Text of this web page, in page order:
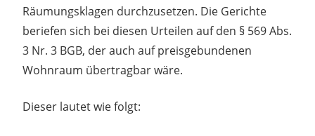
Räumungsklagen durchzusetzen. Die Gerichte
beriefen sich bei diesen Urteilen auf den § 569 Abs.
3 Nr. 3 BGB, der auch auf preisgebundenen
Wohnraum übertragbar wäre.
Dieser lautet wie folgt: